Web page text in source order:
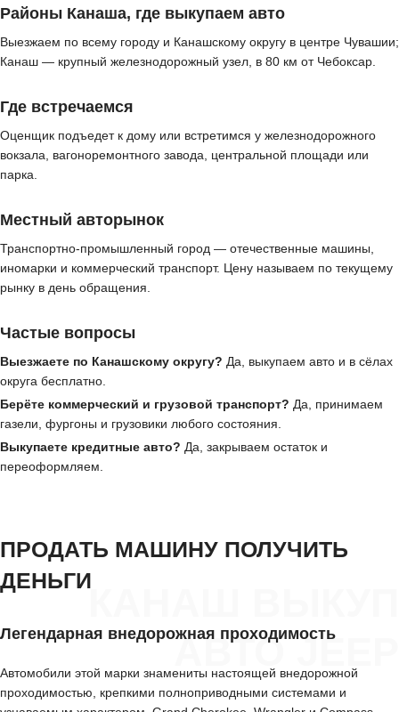
Районы Канаша, где выкупаем авто
Выезжаем по всему городу и Канашскому округу в центре Чувашии;
Канаш — крупный железнодорожный узел, в 80 км от Чебоксар.
Где встречаемся
Оценщик подъедет к дому или встретимся у железнодорожного
вокзала, вагоноремонтного завода, центральной площади или
парка.
Местный авторынок
Транспортно-промышленный город — отечественные машины,
иномарки и коммерческий транспорт. Цену называем по текущему
рынку в день обращения.
Частые вопросы
Выезжаете по Канашскому округу? Да, выкупаем авто и в сёлах
округа бесплатно.
Берёте коммерческий и грузовой транспорт? Да, принимаем
газели, фургоны и грузовики любого состояния.
Выкупаете кредитные авто? Да, закрываем остаток и
переоформляем.
КАНАШ ВЫКУП
АВТО JEEP
ПРОДАТЬ МАШИНУ ПОЛУЧИТЬ
ДЕНЬГИ
Легендарная внедорожная проходимость
Автомобили этой марки знамениты настоящей внедорожной
проходимостью, крепкими полноприводными системами и